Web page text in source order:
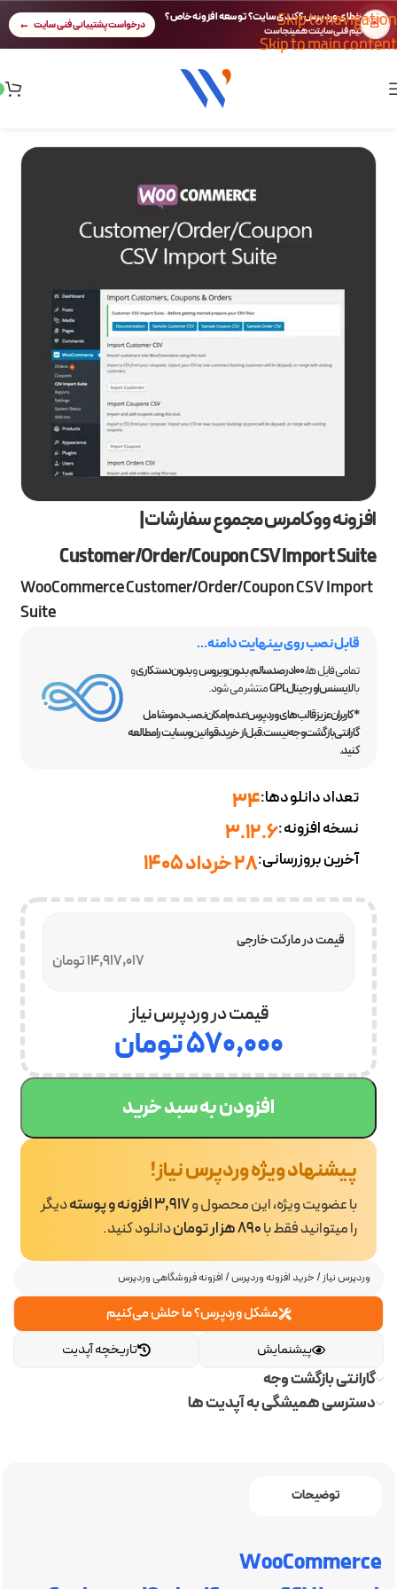
Skip to navigation
Skip to main content
🚨 خطای وردپرس؟ کندی سایت؟ توسعه افزونه خاص؟
تیم فنی سایتت همینجاست درخواست پشتیبانی فنی سایت
وردپرس نیاز/خرید افزونه وردپرس/ افزونه فروشگاهی وردپرس
مشکل وردپرس؟ ما حلش می‌کنیم
تاریخچه آپدیت
پیشنمایش
گارانتی بازگشت وجه
دسترسی همیشگی به آپدیت ها
افزونه ووکامرس مجموع سفارشات |
Customer/Order/Coupon CSV Import Suite
WooCommerce Customer/Order/Coupon CSV Import
Suite
قابل نصب روی بینهایت دامنه...
تمامی فایل ها،100 درصد سالم ،بدون ویروسوبدون دستکاریو
بالایسنس اورجینال GPL
منتشر می شود.
*کاربران عزیز قالب‌های وردپرس؛ عدم امکان نصب دمو، شامل
گارانتی بازگشت وجه نیست. قبل از خرید، قوانین وبسایت را مطالعه
کنید.
تعداد دانلودها:34
نسخه افزونه:3.12.6
آخرین بروزرسانی:28 خرداد 1405
14,917,017 تومان
قیمت در مارکت خارجی
قیمت در وردپرس نیاز
۵۷۰,۰۰۰تومان
افزودن به سبد خرید
پیشنهاد ویژه وردپرس نیاز!
با عضویت ویژه، این محصول و3,917 افزونه و پوسته
دیگر
را میتوانید فقط با890 هزار تومان دانلود کنید.
توضیحات
WooCommerce